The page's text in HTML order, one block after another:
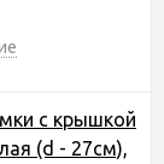
с крышкой
(d - 27см),